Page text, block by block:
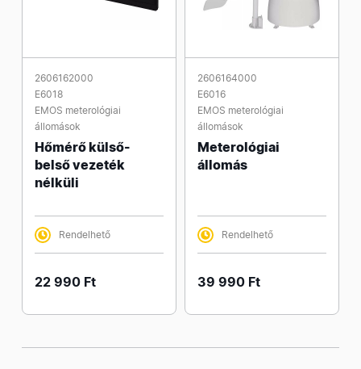
2606162000
E6018
EMOS meterológiai
állomások
Hőmérő külső-
belső vezeték
nélküli
Rendelhető
22 990 Ft
2606164000
E6016
EMOS meterológiai
állomások
Meterológiai
állomás
Rendelhető
39 990 Ft